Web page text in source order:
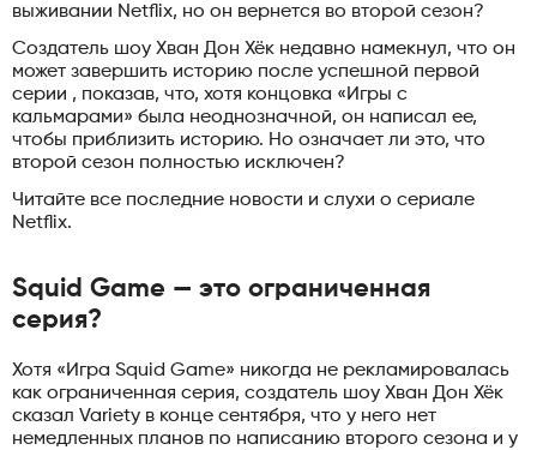
выживании Netflix, но он вернется во второй сезон?
Создатель шоу Хван Дон Хёк недавно намекнул, что он
может завершить историю после успешной первой
серии , показав, что, хотя концовка «Игры с
кальмарами» была неоднозначной, он написал ее,
чтобы приблизить историю. Но означает ли это, что
второй сезон полностью исключен?
Читайте все последние новости и слухи о сериале
Netflix.
Squid Game — это ограниченная
серия?
Хотя «Игра Squid Game» никогда не рекламировалась
как ограниченная серия, создатель шоу Хван Дон Хёк
сказал Variety в конце сентября, что у него нет
немедленных планов по написанию второго сезона и у